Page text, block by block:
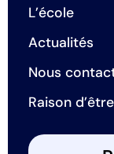
L’école
Actualités
Nous
Raison d’être